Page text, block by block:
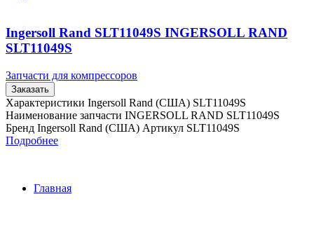
Ingersoll Rand SLT11049S INGERSOLL RAND
SLT11049S
Запчасти для компрессоров
Заказать
Характеристики Ingersoll Rand (США) SLT11049S
Наименование запчасти INGERSOLL RAND SLT11049S
Бренд Ingersoll Rand (США) Артикул SLT11049S
Подробнее
Главная